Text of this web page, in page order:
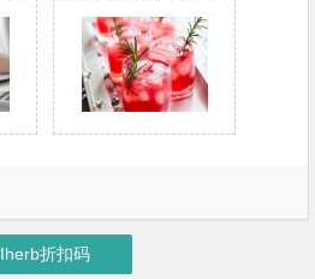
Iherb折扣码